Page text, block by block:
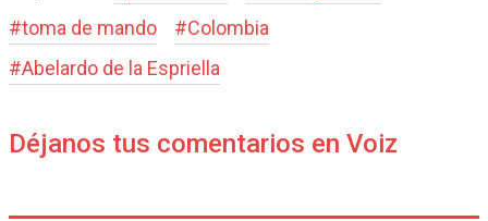
#toma de mando #Colombia
#Abelardo de la Espriella
Déjanos tus comentarios en Voiz